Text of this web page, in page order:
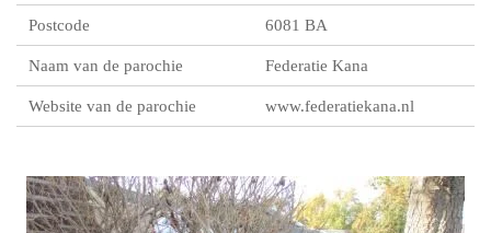
Postcode 6081 BA
Naam van de parochie Federatie Kana
Website van de parochie www.federatiekana.nl